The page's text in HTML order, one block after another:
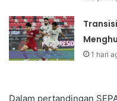
1 hari
Dalam pertandingan